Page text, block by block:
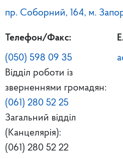
пр. Соборний, 164, м.
Телефон/Факс:
(050) 598 09 35
Відділ роботи із
зверненнями громадян:
(061) 280 52 25
Загальний відділ
(Канцелярія):
(061) 280 52 22